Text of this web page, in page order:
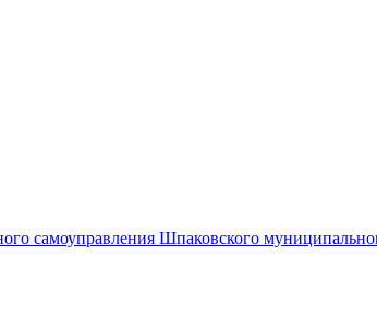
самоуправления Шпаковского